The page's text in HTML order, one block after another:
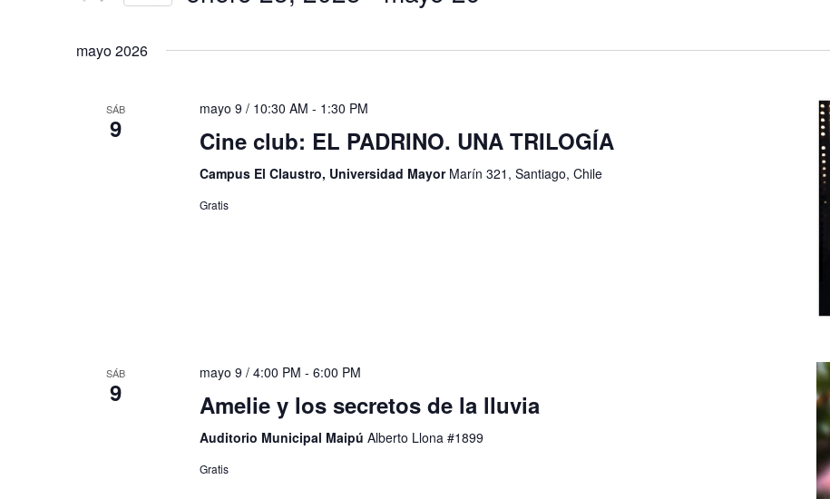
Eventos
la
mayo 2026
SÁB
9
mayo 9 / 10:30 AM - 1:30 PM
Cine club: EL PADRINO. UNA TRILOGÍA
Campus El Claustro, Universidad Mayor Marín 321, Santiago, Chile
Gratis
SÁB
9
mayo 9 / 4:00 PM - 6:00 PM
Amelie y los secretos de la lluvia
Auditorio Municipal Maipú Alberto Llona #1899
Gratis